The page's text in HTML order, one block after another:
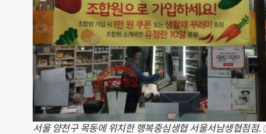
서울 양천구 목동에 위치한 행복중심생협 서울서남생협점점